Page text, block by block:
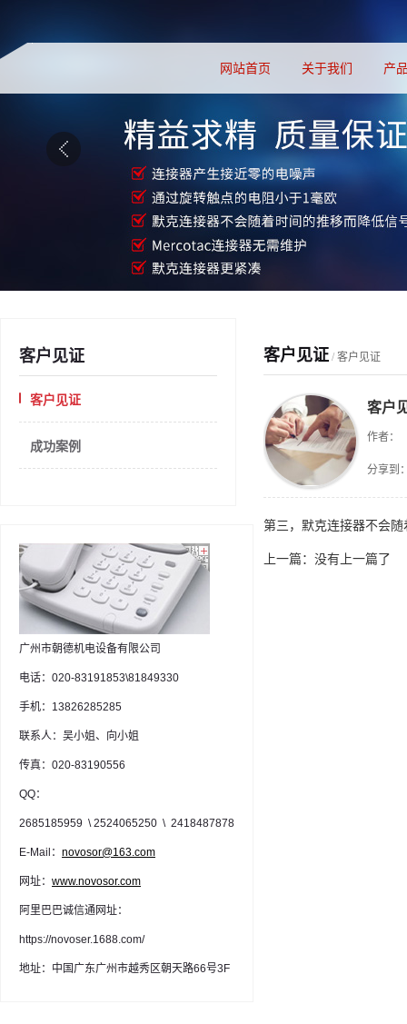
网站首页 关于我们 产
客户见证
客户见证
成功案例
广州市朝德机电设备有限公司
电话：020-83191853\81849330
手机：13826285285
联系人：吴小姐、向小姐
传真：020-83190556
QQ：
2685185959 \ 2524065250 \ 2418487878
E-Mail： novosor@163.com
网址： www.novosor.com
阿里巴巴诚信通网址：
https://novoser.1688.com/
地址：中国广东广州市越秀区朝天路66号3F
客户见证 / 客户见证
客户
作者：
分享到
第三，默克连接器不会
上一篇：没有上一篇了